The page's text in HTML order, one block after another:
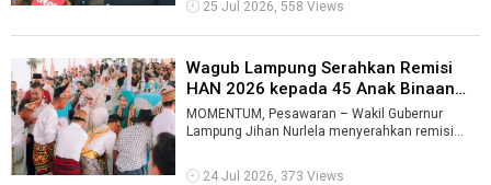
25 Jul 2026, 558 Views
Wagub Lampung Serahkan Remisi
HAN 2026 kepada 45 Anak Binaan
LPKA ...
MOMENTUM, Pesawaran – Wakil Gubernur
Lampung Jihan Nurlela menyerahkan remisi
24 Jul 2026, 373 Views